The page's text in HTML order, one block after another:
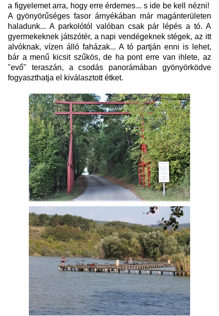
a figyelemet arra, hogy erre érdemes... s ide be kell nézni!
A gyönyörűséges fasor árnyékában már magánterületen
haladunk... A parkolótól valóban csak pár lépés a tó. A
gyermekeknek játszótér, a napi vendégeknek stégek, az itt
alvóknak, vízen álló faházak... A tó partján enni is lehet,
bár a menű kicsit szűkös, de ha pont erre van ihlete, az
"evő" teraszán, a csodás panorámában gyönyörködve
fogyaszthatja el kiválasztott étket.